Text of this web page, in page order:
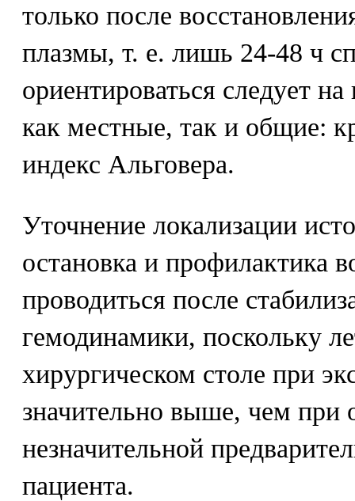
только после
плазмы, т. е. лишь 24-48 ч
ориентироваться следует
как местные, так и общие:
индекс Альговера.
Уточнение локализации
остановка и профилактика
проводиться после
гемодинамики, поскольку
хирургическом столе при
значительно выше, чем при
незначительной
пациента.